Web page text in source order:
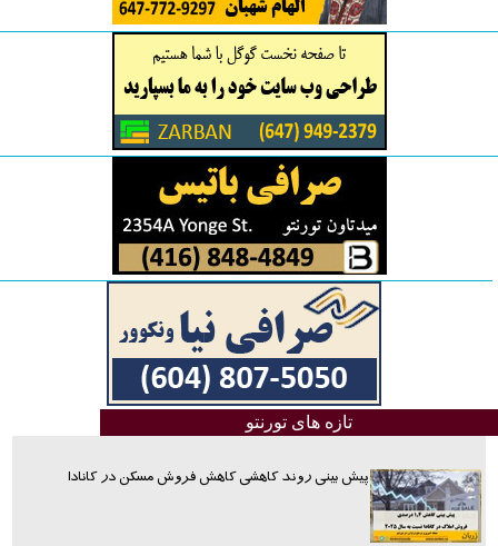
تازه های تورنتو
پیش بینی روند کاهشی کاهش فروش مسکن در کانادا